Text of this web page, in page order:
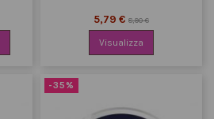
5,79 €8,90 €
Visualizza
-35%